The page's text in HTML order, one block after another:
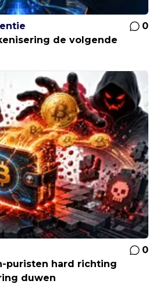
0
de volgende
0
puristen hard richting
duwen